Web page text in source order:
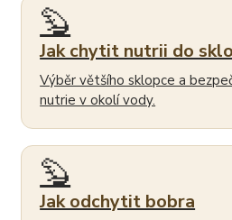
🦫
Jak chytit nutrii do
Výběr většího sklopce a
nutrie v okolí vody.
🦫
Jak odchytit bobra